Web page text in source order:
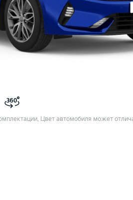
Цвет автомобиля может